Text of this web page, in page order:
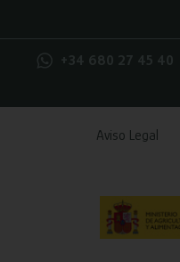
+34 680 27 45 40
Aviso Legal